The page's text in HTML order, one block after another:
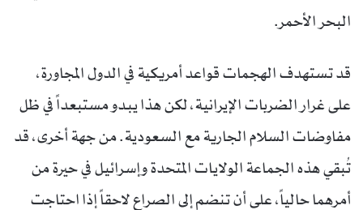
البحر الأحمر.
قد تستهدف الهجمات قواعد أمريكية في الدول المجاورة،
على غرار الضربات الإيرانية، لكن هذا يبدو مستبعداً في ظل
مفاوضات السلام الجارية مع السعودية. من جهة أخرى، قد
تُبقي هذه الجماعة الولايات المتحدة وإسرائيل في حيرة من
أمرهما حالياً، على أن تنضم إلى الصراع لاحقاً إذا احتاجت